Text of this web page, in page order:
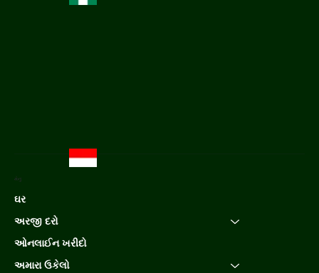
મેનુ
ઘર
અરજી દરો
ઓનલાઈન ખરીદો
અમારા ઉકેલો